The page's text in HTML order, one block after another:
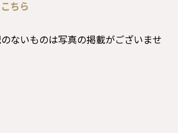
ちら
ないものは写真の掲載がございませ